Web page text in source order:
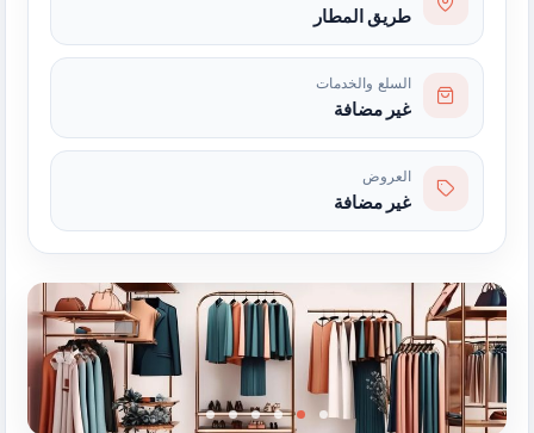
طريق المطار
السلع والخدمات
غير مضافة
العروض
غير مضافة